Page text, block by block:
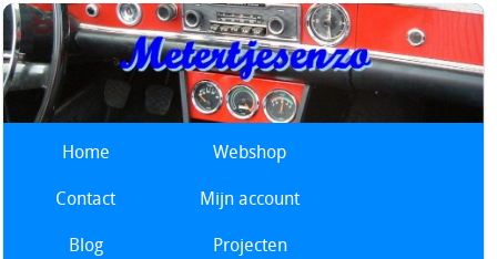
Home
Webshop
Contact
Mijn account
Blog
Projecten